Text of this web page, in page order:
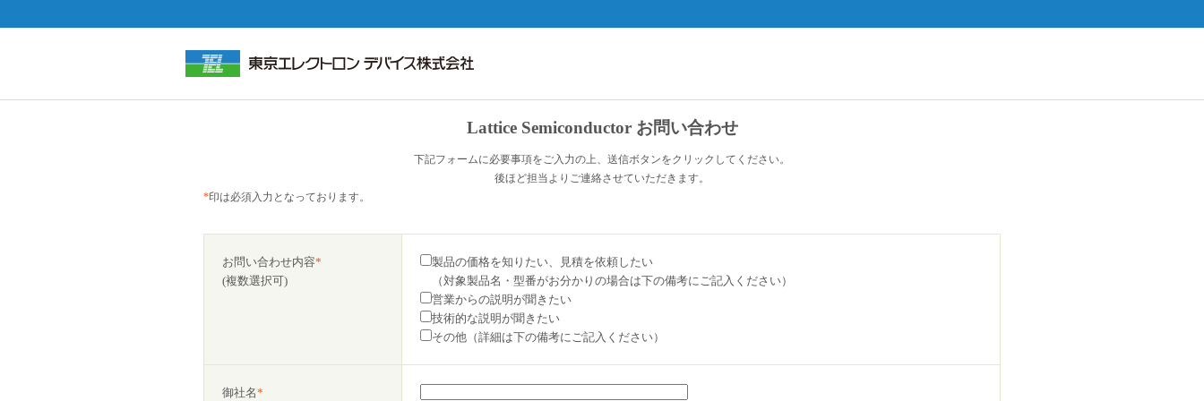
Lattice Semiconductor お問い合わせ
下記フォームに必要事項をご入力の上、送信ボタンをクリックしてください。
後ほど担当よりご連絡させていただきます。
*印は必須入力となっております。
お問い合わせ内容*
(複数選択可)
製品の価格を知りたい、見積を依頼したい
（対象製品名・型番がお分かりの場合は下の備考にご記入ください）
営業からの説明が聞きたい
技術的な説明が聞きたい
その他（詳細は下の備考にご記入ください）
御社名*